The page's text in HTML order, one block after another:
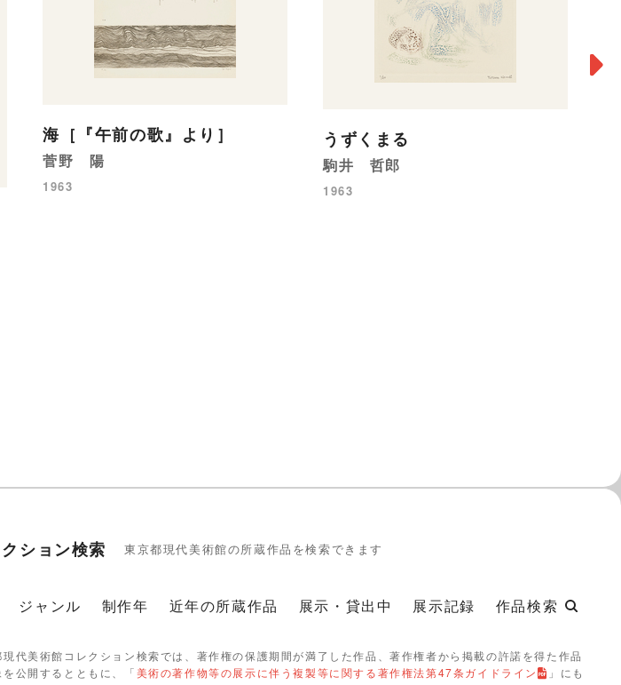
海［『午前の歌』より］
菅野 陽
1963
うずくまる
駒井 哲郎
1963
ション検索 東京都現代美術館の所蔵作品を検索できます
ジャンル 制作年 近年の所蔵作品 展示・貸出中 展示記録 作品検索
現代美術館コレクション検索では、著作権の保護期間が満了した作品、著作権者から掲載の許諾を得た作品
を公開するとともに、「美術の著作物等の展示に伴う複製等に関する著作権法第47条ガイドライン
」にも